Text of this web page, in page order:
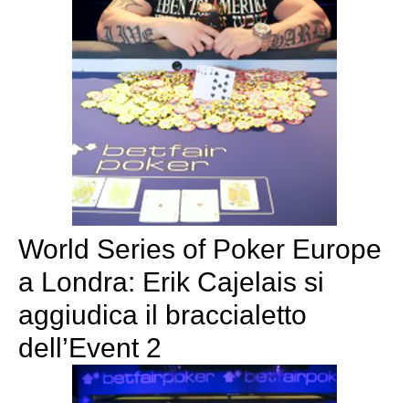
World Series of Poker Europe
a Londra: Erik Cajelais si
aggiudica il braccialetto
dell’Event 2